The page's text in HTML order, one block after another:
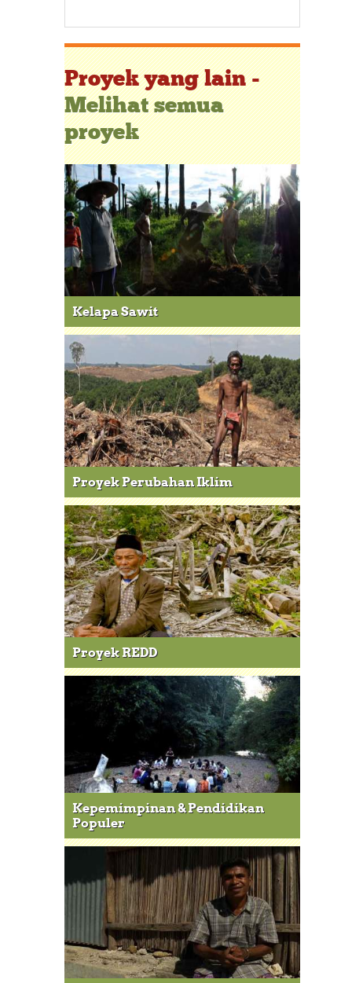
Proyek yang lain -
Melihat semua
proyek
Kelapa Sawit
Proyek Perubahan Iklim
Proyek REDD
Kepemimpinan & Pendidikan
Populer